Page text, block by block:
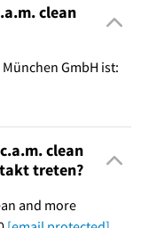
clean
GmbH ist:
clean
treten?
and more